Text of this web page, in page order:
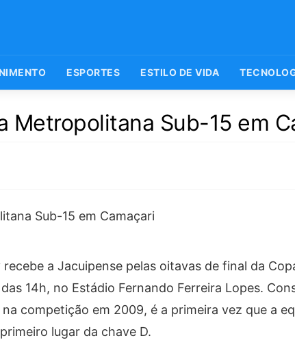
ESPORTES ESTILO DE VIDA
Metropolitana Sub-15 em
recebe a Jacuipense pelas oitavas de final da
14h, no Estádio Fernando Ferreira Lopes.
competição em 2009, é a primeira vez que a
lugar da chave D.